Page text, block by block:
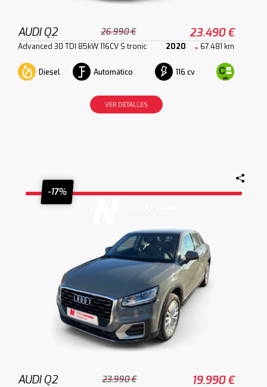
AUDI Q2 26.990 € 23.490 €
Advanced 30 TDI 85kW 116CV S tronic 2020 67.481 km
Diesel Automático 116 cv
VER DETALLES
-17%
AUDI Q2 23.990 € 19.990 €